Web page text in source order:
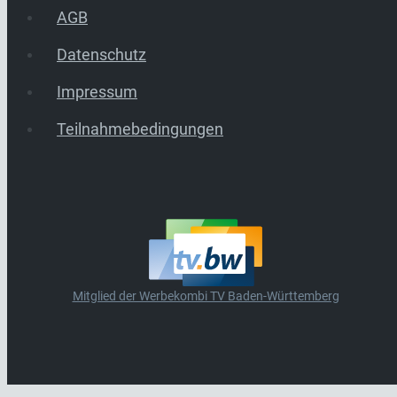
AGB
Datenschutz
Impressum
Teilnahmebedingungen
Mitglied der Werbekombi TV Baden-Württemberg